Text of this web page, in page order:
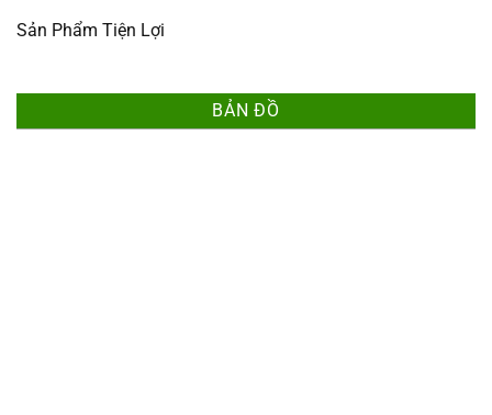
Sản Phẩm Tiện Lợi
BẢN ĐỒ